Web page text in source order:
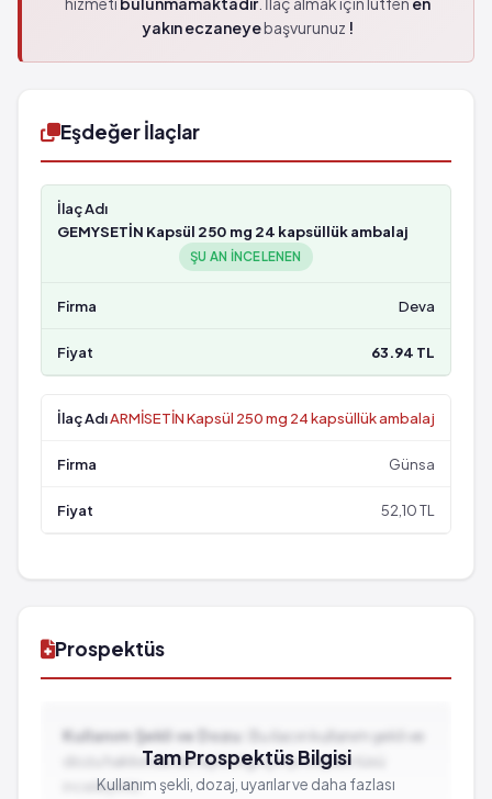
yakın eczaneyebaşvurunuz !
Eşdeğer İlaçlar
GEMYSETİN Kapsül 250 mg 24 kapsüllük ambalaj
ŞU AN INCELENEN
Deva
63.94 TL
ARMİSETİN Kapsül 250 mg 24 kapsüllük ambalaj
Günsa
52,10 TL
Prospektüs
Kullanım Şekli ve Dozu:
Bu ilacın kullanım şekli ve
dozu hakkında detaylı bilgi için prospektüsü
inceleyiniz.
Tam Prospektüs Bilgisi
Kullanım şekli, dozaj, uyarılar ve daha fazlası